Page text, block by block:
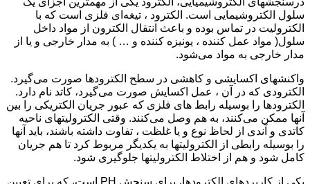
سلول الکتروشیمایی است. الکترود ، تیغه‌ای فلزی است که با
الکترولیت در تماس بوده و باعث انتقال الکترون از مواد داخل
سلول( مواد عمل کننده ، یونیزه کننده و … ) به مدار خارجی و یا از
مدار خارجی به مواد می‌شود.
واکنش­های اکسایشی و کاهشی در سطح الکترودها صورت می‌گیرد.
الکترودی که در آن ، عمل اکسایش صورت می‌گیرد، کاتد نام دارد.
الکترودها را بوسیله رابط­ های فلزی که عبور جریان الکتریکی را بین
آنها ممکن می‌کنند، به هم وصل می‌کنند. وقتی الکترولیت­های ناحیه
کاتدی و آندی از لحاظ نوع و یا غلظت ، تفاوت داشته باشند، باید آن­ها
را بوسیله رابطی از الکترولیت­ها به یکدیگر مربوط کرد تا هم جریان
کامل شود و هم از اختلاط الکترولیت­ها جلوگیری شود.